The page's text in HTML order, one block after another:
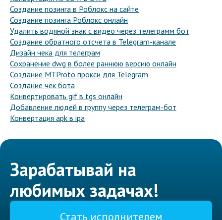
Создание позинга в Роблокс на сайте
Создание позинга Роблокс онлайн
Удалить водяной знак с видео через телеграмм бот
Создание обратного отсчета в Telegram-канале
Дизайн чека для телеграм
Сохранение dwg в более раннюю версию онлайн
Создание MTProto прокси для Telegram
Создание чек бота
Конвертировать gif в tgs онлайн
Добавление людей в группу через телеграм-бот
Конвертация apk в ipa
Зарабатывай на
любимых задачах!
Стать исполнителем